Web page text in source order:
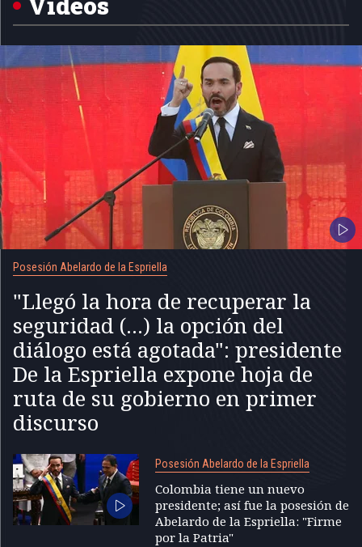
Posesión Abelardo de la Espriella
"Llegó la hora de recuperar la
seguridad (...) la opción del
diálogo está agotada": presidente
De la Espriella expone hoja de
ruta de su gobierno en primer
discurso
Posesión Abelardo de la Espriella
Colombia tiene un nuevo
presidente; así fue la posesión de
Abelardo de la Espriella: "Firme
por la Patria"